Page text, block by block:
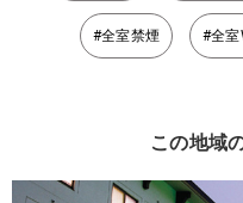
#全室禁煙 #全室
この地域